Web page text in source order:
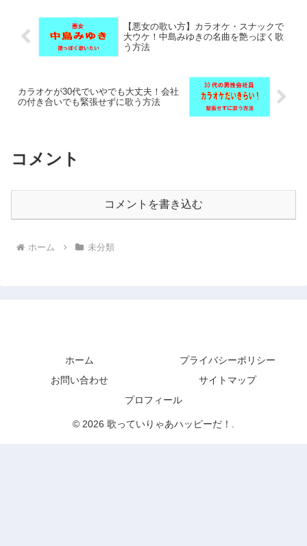
【悪女の歌い方】カラオケ・スナックで
大ウケ！中島みゆきの名曲を艶っぽく歌
う方法
カラオケが30代でいやでも大丈夫！会社
の付き合いでも緊張せずに歌う方法
コメント
コメントを書き込む
ホーム 未分類
ホーム
プライバシーポリシー
お問い合わせ
サイトマップ
プロフィール
© 2026 歌っていりゃあハッピーだ！.